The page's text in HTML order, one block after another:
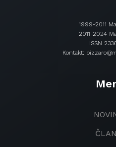
1999-2011
2011-2024
ISSN
Kontakt: